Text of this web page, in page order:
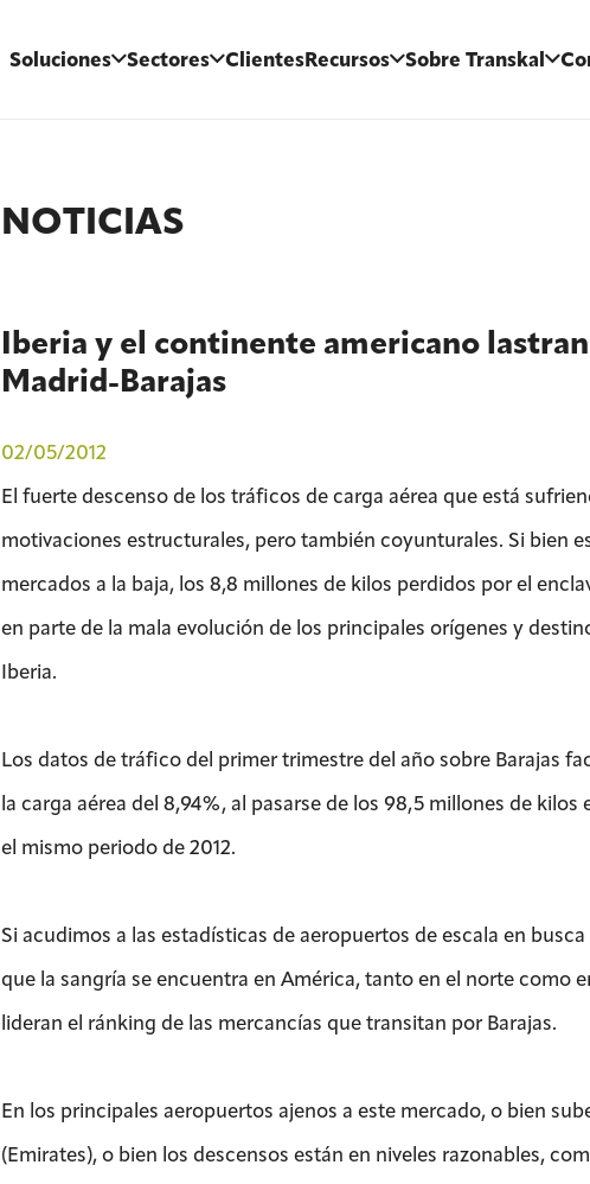
Soluciones Sectores ClientesRecursos Sobre Transkal
NOTICIAS
Iberia y el continente americano
Madrid-Barajas
02/05/2012
El fuerte descenso de los tráficos de carga aérea que está
motivaciones estructurales, pero también coyunturales. Si bien
mercados a la baja, los 8,8 millones de kilos perdidos por el
en parte de la mala evolución de los principales orígenes y
Iberia.
Los datos de tráfico del primer trimestre del año sobre Barajas
la carga aérea del 8,94%, al pasarse de los 98,5 millones de
el mismo periodo de 2012.
Si acudimos a las estadísticas de aeropuertos de escala en
que la sangría se encuentra en América, tanto en el norte como
lideran el ránking de las mercancías que transitan por Barajas.
En los principales aeropuertos ajenos a este mercado, o bien
(Emirates), o bien los descensos están en niveles razonables,